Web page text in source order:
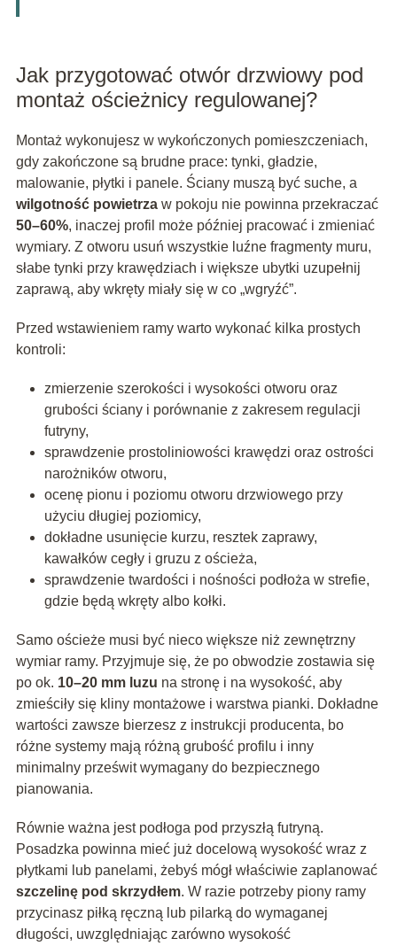
Jak przygotować otwór drzwiowy pod
montaż ościeżnicy regulowanej?
Montaż wykonujesz w wykończonych pomieszczeniach,
gdy zakończone są brudne prace: tynki, gładzie,
malowanie, płytki i panele. Ściany muszą być suche, a
wilgotność powietrzaw pokoju nie powinna przekraczać
50–60%, inaczej profil może później pracować i zmieniać
wymiary. Z otworu usuń wszystkie luźne fragmenty muru,
słabe tynki przy krawędziach i większe ubytki uzupełnij
zaprawą, aby wkręty miały się w co „wgryźć”.
Przed wstawieniem ramy warto wykonać kilka prostych
kontroli:
zmierzenie szerokości i wysokości otworu oraz
grubości ścianyi porównanie z zakresem regulacji
futryny,
sprawdzenie prostoliniowości krawędzi oraz ostrości
narożników otworu,
ocenę pionu i poziomu otworu drzwiowego przy
użyciu długiej poziomicy,
dokładne usunięcie kurzu, resztek zaprawy,
kawałków cegły i gruzu z ościeża,
sprawdzenie twardości i nośności podłoża w strefie,
gdzie będą wkrętyalbo kołki.
Samo ościeże musi być nieco większe niż zewnętrzny
wymiar ramy. Przyjmuje się, że po obwodzie zostawia się
po ok. 10–20 mm luzu na stronę i na wysokość, aby
zmieściły się kliny montażowe i warstwa pianki. Dokładne
wartości zawsze bierzesz z instrukcji producenta, bo
różne systemy mają różną grubość profilu i inny
minimalny prześwit wymagany do bezpiecznego
pianowania.
Równie ważna jest podłoga pod przyszłą futryną.
Posadzka powinna mieć już docelową wysokość wraz z
płytkami lub panelami, żebyś mógł właściwie zaplanować
szczelinę pod skrzydłem. W razie potrzeby piony ramy
przycinasz piłką ręczną lub pilarką do wymaganej
długości, uwzględniając zarówno wysokość